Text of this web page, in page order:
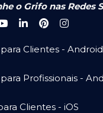
o Grifo nas Redes
Clientes - Android
Profissionais -
Clientes - iOS